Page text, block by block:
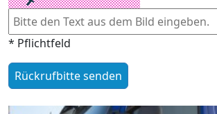
* Pflichtfeld